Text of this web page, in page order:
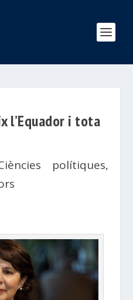
l’Equador i tota
polítiques,